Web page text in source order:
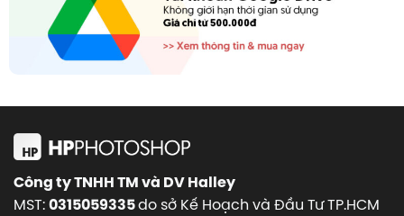
Công ty TNHH TM và DV Halley
MST:0315059335do sở Kế Hoạch và Đầu Tư TP.HCM